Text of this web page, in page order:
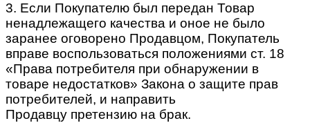
3. Если Покупателю был передан Товар
ненадлежащего качества и оное не было
заранее оговорено Продавцом, Покупатель
вправе воспользоваться положениями ст. 18
«Права потребителя при обнаружении в
товаре недостатков» Закона о защите прав
потребителей, и направить
Продавцу претензию на брак.